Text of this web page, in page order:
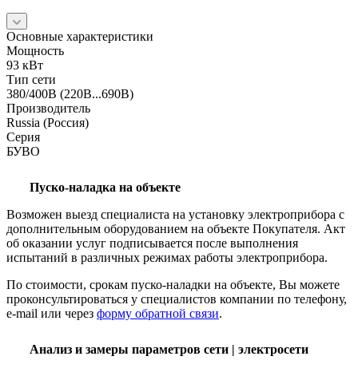
Основные характеристики
Мощность
93 кВт
Тип сети
380/400В (220В...690В)
Производитель
Russia (Россия)
Серия
БУВО
Пуско-наладка на объекте
Возможен выезд специалиста на установку электроприбора с
дополнительным оборудованием на объекте Покупателя. Акт
об оказании услуг подписывается после выполнения
испытаний в различных режимах работы электроприбора.
По стоимости, срокам пуско-наладки на объекте, Вы можете
проконсультироваться у специалистов компании по телефону,
e-mail или через форму обратной связи.
Анализ и замеры параметров сети | электросети